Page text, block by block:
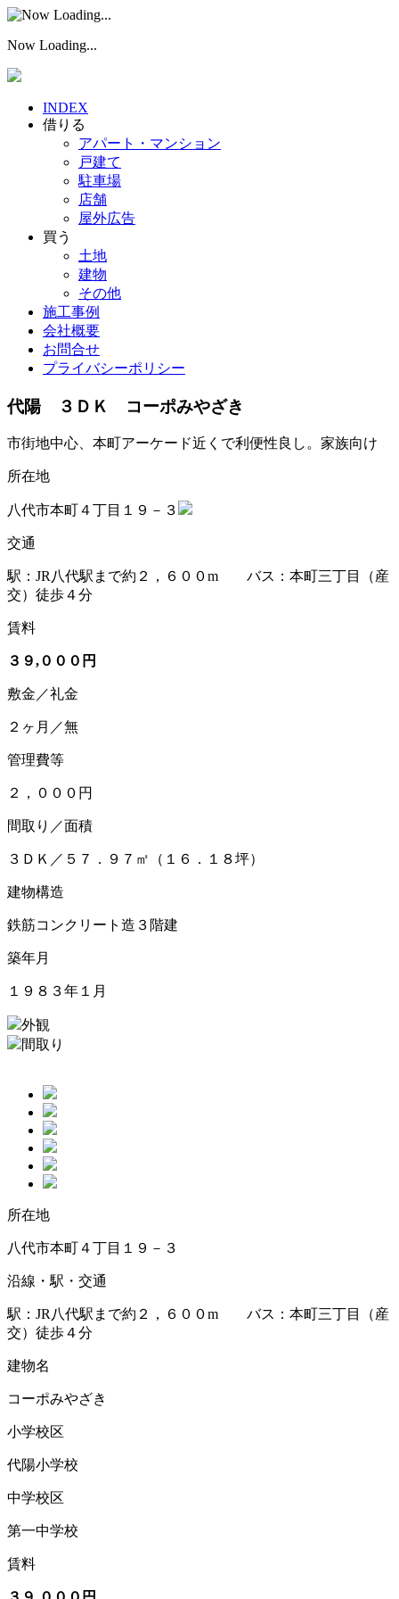
Now Loading...
INDEX
借りる
アパート・マンション
戸建て
駐車場
店舗
屋外広告
買う
土地
建物
その他
施工事例
会社概要
お問合せ
プライバシーポリシー
代陽 ３ＤＫ コーポみやざき
市街地中心、本町アーケード近くで利便性良し。家族向け
所在地
八代市本町４丁目１９－３
交通
駅：JR八代駅まで約２，６００m バス：本町三丁目（産
交）徒歩４分
賃料
３９,０００円
敷金／礼金
２ヶ月／無
管理費等
２，０００円
間取り／面積
３ＤＫ／５７．９７㎡（１６．１８坪）
建物構造
鉄筋コンクリート造３階建
築年月
１９８３年１月
外観
間取り
所在地
八代市本町４丁目１９－３
沿線・駅・交通
駅：JR八代駅まで約２，６００m バス：本町三丁目（産
交）徒歩４分
建物名
コーポみやざき
小学校区
代陽小学校
中学校区
第一中学校
賃料